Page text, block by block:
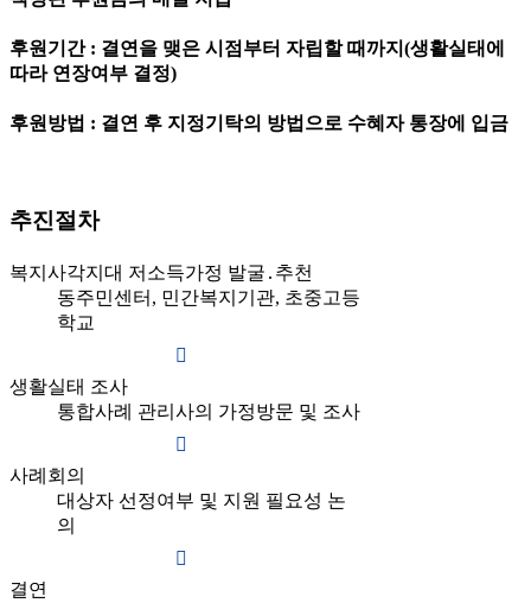
후원기간 : 결연을 맺은 시점부터 자립할 때까지(생활실태에
따라 연장여부 결정)
후원방법 : 결연 후 지정기탁의 방법으로 수혜자 통장에 입금
추진절차
복지사각지대 저소득가정 발굴․추천
동주민센터, 민간복지기관, 초중고등
학교
생활실태 조사
통합사례 관리사의 가정방문 및 조사
사례회의
대상자 선정여부 및 지원 필요성 논
의
결연